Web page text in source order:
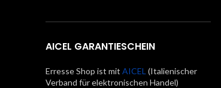
AICEL GARANTIESCHEIN
Erresse Shop ist mit AICEL (Italienischer
Verband für elektronischen Handel)